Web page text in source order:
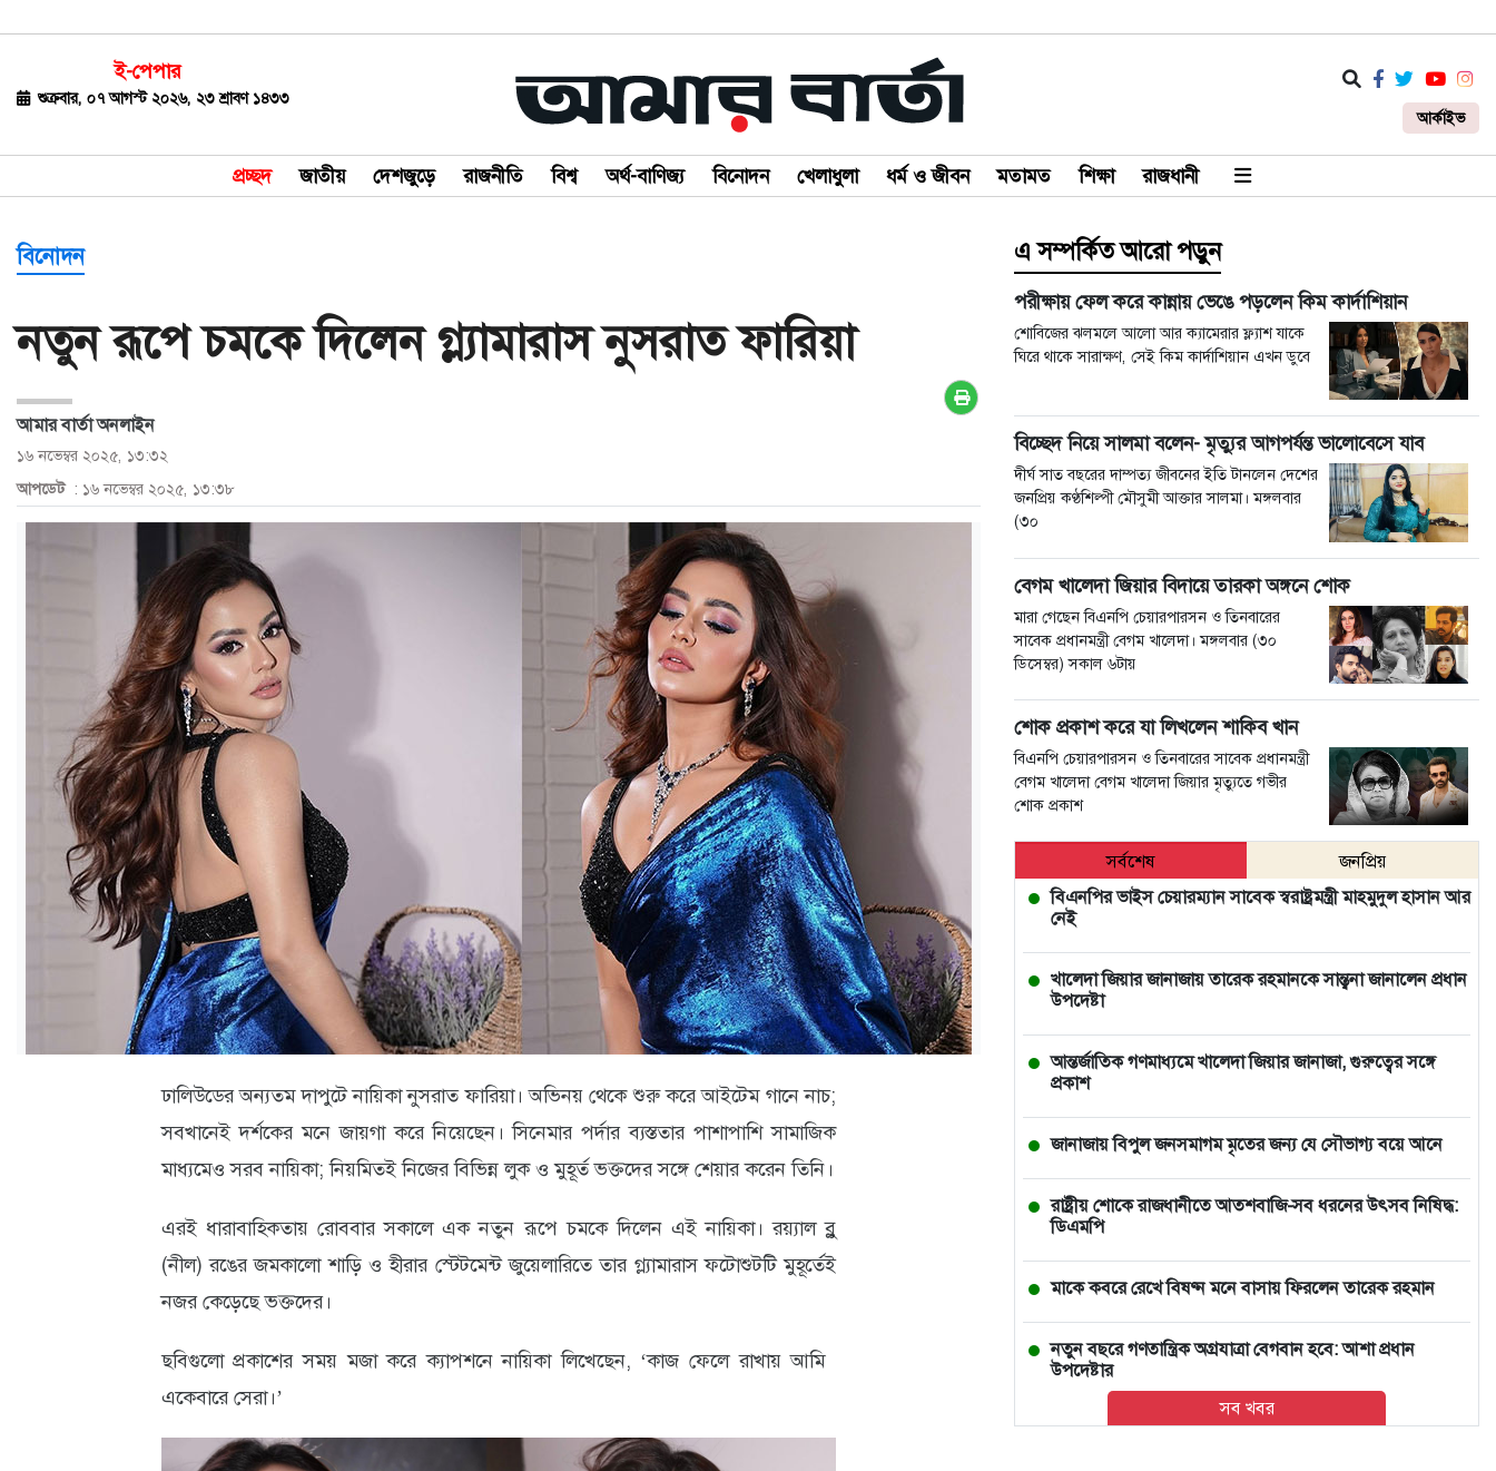
ই-পেপার
শুক্রবার, ০৭ আগস্ট ২০২৬, ২৩ শ্রাবণ ১৪৩৩
আর্কাইভ
প্রচ্ছদ জাতীয় দেশজুড়ে রাজনীতি বিশ্ব অর্থ-বাণিজ্য বিনোদন খেলাধুলা ধর্ম ও জীবন মতামত শিক্ষা রাজধানী
জাতীয়
রাজনীতি
বিশ্ব
বাণিজ্য
খেলাধুলা
ধর্ম
ও
রাজধানী
আইন-
আদালত
ক্যাম্পাস
আজকের
তথ্যপ্রযুক্তি
বিনোদন
নতুন রূপে চমকে দিলেন গ্ল্যামারাস নুসরাত ফারিয়া
আমার বার্তা অনলাইন
১৬ নভেম্বর ২০২৫, ১৩:৩২
আপডেট : ১৬ নভেম্বর ২০২৫, ১৩:৩৮
ঢালিউডের অন্যতম দাপুটে নায়িকা নুসরাত ফারিয়া। অভিনয় থেকে শুরু করে আইটেম গানে নাচ;
সবখানেই দর্শকের মনে জায়গা করে নিয়েছেন। সিনেমার পর্দার ব্যস্ততার পাশাপাশি সামাজিক
মাধ্যমেও সরব নায়িকা; নিয়মিতই নিজের বিভিন্ন লুক ও মুহূর্ত ভক্তদের সঙ্গে শেয়ার করেন তিনি।
এরই ধারাবাহিকতায় রোববার সকালে এক নতুন রূপে চমকে দিলেন এই নায়িকা। রয়্যাল ব্লু
(নীল) রঙের জমকালো শাড়ি ও হীরার স্টেটমেন্ট জুয়েলারিতে তার গ্ল্যামারাস ফটোশুটটি মুহূর্তেই
নজর কেড়েছে ভক্তদের।
ছবিগুলো প্রকাশের সময় মজা করে ক্যাপশনে নায়িকা লিখেছেন, ‘কাজ ফেলে রাখায় আমি
একেবারে সেরা।’
এ সম্পর্কিত আরো পড়ুন
পরীক্ষায় ফেল করে কান্নায় ভেঙে পড়লেন কিম কার্দাশিয়ান
শোবিজের ঝলমলে আলো আর ক্যামেরার ফ্ল্যাশ যাকে
ঘিরে থাকে সারাক্ষণ, সেই কিম কার্দাশিয়ান এখন ডুবে
বিচ্ছেদ নিয়ে সালমা বলেন- ‍‌‌‌মৃত্যুর আগপর্যন্ত ভালোবেসে যাব
দীর্ঘ সাত বছরের দাম্পত্য জীবনের ইতি টানলেন দেশের
জনপ্রিয় কণ্ঠশিল্পী মৌসুমী আক্তার সালমা। মঙ্গলবার
(৩০
বেগম খালেদা জিয়ার বিদায়ে তারকা অঙ্গনে শোক
মারা গেছেন বিএনপি চেয়ারপারসন ও তিনবারের
সাবেক প্রধানমন্ত্রী বেগম খালেদা। মঙ্গলবার (৩০
ডিসেম্বর) সকাল ৬টায়
শোক প্রকাশ করে যা লিখলেন শাকিব খান
বিএনপি চেয়ারপারসন ও তিনবারের সাবেক প্রধানমন্ত্রী
বেগম খালেদা বেগম খালেদা জিয়ার মৃত্যুতে গভীর
শোক প্রকাশ
সর্বশেষ
জনপ্রিয়
বিএনপির ভাইস চেয়ারম্যান সাবেক স্বরাষ্ট্রমন্ত্রী মাহমুদুল হাসান আর
নেই
খালেদা জিয়ার জানাজায় তারেক রহমানকে সান্ত্বনা জানালেন প্রধান
উপদেষ্টা
আন্তর্জাতিক গণমাধ্যমে খালেদা জিয়ার জানাজা, গুরুত্বের সঙ্গে
প্রকাশ
জানাজায় বিপুল জনসমাগম মৃতের জন্য যে সৌভাগ্য বয়ে আনে
রাষ্ট্রীয় শোকে রাজধানীতে আতশবাজি-সব ধরনের উৎসব নিষিদ্ধ:
ডিএমপি
মাকে কবরে রেখে বিষণ্ন মনে বাসায় ফিরলেন তারেক রহমান
নতুন বছরে গণতান্ত্রিক অগ্রযাত্রা বেগবান হবে: আশা প্রধান
উপদেষ্টার
ভারতে চলন্ত ভ্যানে তরুণীকে সংঘবদ্ধ ধর্ষণ, ২ ঘণ্টা পর রাস্তায়
সব খবর